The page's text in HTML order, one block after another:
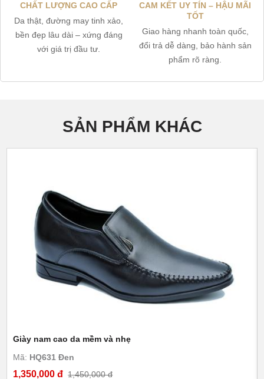
CHẤT LƯỢNG CAO CẤP
Da thật, đường may tinh xảo,
bền đẹp lâu dài – xứng đáng
với giá trị đầu tư.
CAM KẾT UY TÍN – HẬU MÃI
TỐT
Giao hàng nhanh toàn quốc,
đổi trả dễ dàng, bảo hành sản
phẩm rõ ràng.
SẢN PHẨM KHÁC
Giày nam cao da mềm và nhẹ
Mã: HQ631 Đen
1,350,000 đ 1,450,000 đ